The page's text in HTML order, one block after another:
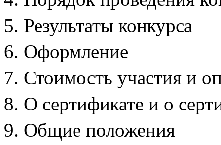
Результаты конкурса
Оформление
Стоимость участия и
О сертификате и о
Общие положения